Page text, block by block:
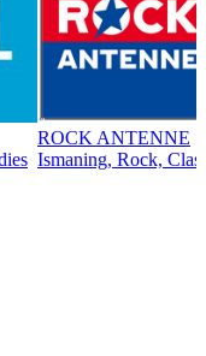
ROCK ANTENNE
Ismaning, Rock,